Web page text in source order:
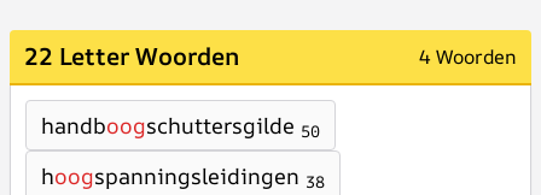
22 Letter Woorden 4 Woorden
handboogschuttersgilde 50
hoogspanningsleidingen 38